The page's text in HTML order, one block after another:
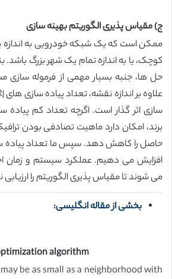
ج) مقیاس پذیری الگوریتم بهینه سازی
ممکن است که یک شبکه خودرویی به اندازه
کوچک، یا به اندازه تمام یک شهر بزرگ باشد.
حل ها، جنبه بسیار مهمی از فرموله سازی
سازی اثر گذار است. اگرچه تعداد کم
حاصل را کاهش دهد. سپس ما تعداد پیاده
افزایش می دهیم. عملکرد سیستم و زمان
می شوند تا مقیاس پذیری الگوریتم را ارزیابی
بخشی از مقاله انگلیسی:
algorithm
be as small as a neighborhood with